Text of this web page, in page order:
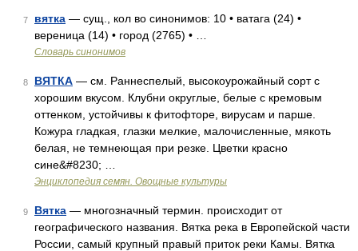
7 вятка — сущ., кол во синонимов: 10 • ватага (24) •
вереница (14) • город (2765) • …
Словарь синонимов
8 ВЯТКА — см. Раннеспелый, высокоурожайный сорт с
хорошим вкусом. Клубни округлые, белые с кремовым
оттенком, устойчивы к фитофторе, вирусам и парше.
Кожура гладкая, глазки мелкие, малочисленные, мякоть
белая, не темнеющая при резке. Цветки красно
сине&#8230; …
Энциклопедия семян. Овощные культуры
9 Вятка — многозначный термин. происходит от
географического названия. Вятка река в Европейской части
России, самый крупный правый приток реки Камы. Вятка